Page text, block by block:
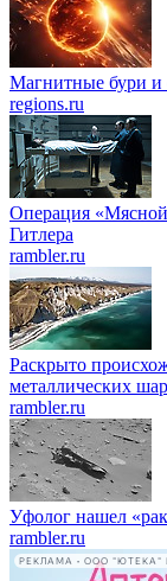
Магнитные бури и
regions.ru
Операция
Гитлера
rambler.ru
Раскрыто
металлических
rambler.ru
Уфолог нашел
rambler.ru
РЕКЛАМА • ООО "ЮТЕКА"